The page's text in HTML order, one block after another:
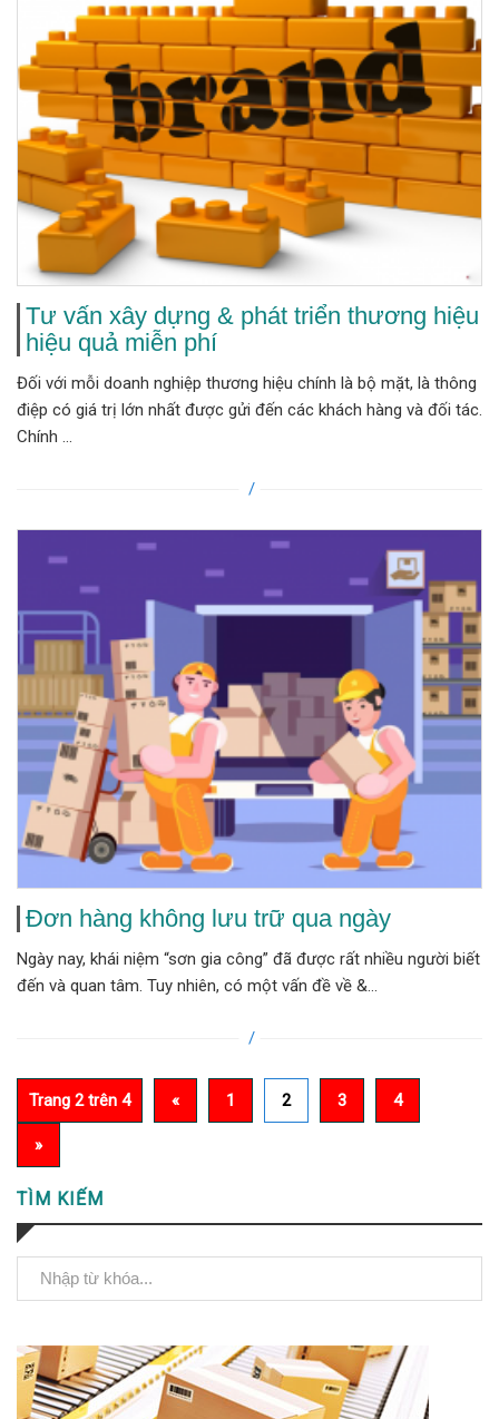
Tư vấn xây dựng & phát triển thương hiệu
hiệu quả miễn phí
Đối với mỗi doanh nghiệp thương hiệu chính là bộ mặt, là thông
điệp có giá trị lớn nhất được gửi đến các khách hàng và đối tác.
Chính ...
Đơn hàng không lưu trữ qua ngày
Ngày nay, khái niệm “sơn gia công” đã được rất nhiều người biết
đến và quan tâm. Tuy nhiên, có một vấn đề về &...
Trang 2 trên 4 « 1 2 3 4
»
TÌM KIẾM